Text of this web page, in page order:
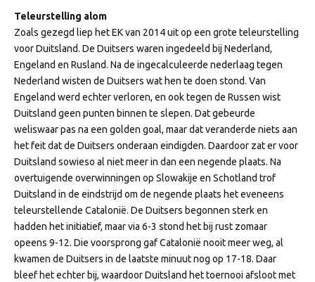
Teleurstelling alom
Zoals gezegd liep het EK van 2014 uit op een grote teleurstelling
voor Duitsland. De Duitsers waren ingedeeld bij Nederland,
Engeland en Rusland. Na de ingecalculeerde nederlaag tegen
Nederland wisten de Duitsers wat hen te doen stond. Van
Engeland werd echter verloren, en ook tegen de Russen wist
Duitsland geen punten binnen te slepen. Dat gebeurde
weliswaar pas na een golden goal, maar dat veranderde niets aan
het feit dat de Duitsers onderaan eindigden. Daardoor zat er voor
Duitsland sowieso al niet meer in dan een negende plaats. Na
overtuigende overwinningen op Slowakije en Schotland trof
Duitsland in de eindstrijd om de negende plaats het eveneens
teleurstellende Catalonië. De Duitsers begonnen sterk en
hadden het initiatief, maar via 6-3 stond het bij rust zomaar
opeens 9-12. Die voorsprong gaf Catalonië nooit meer weg, al
kwamen de Duitsers in de laatste minuut nog op 17-18. Daar
bleef het echter bij, waardoor Duitsland het toernooi afsloot met